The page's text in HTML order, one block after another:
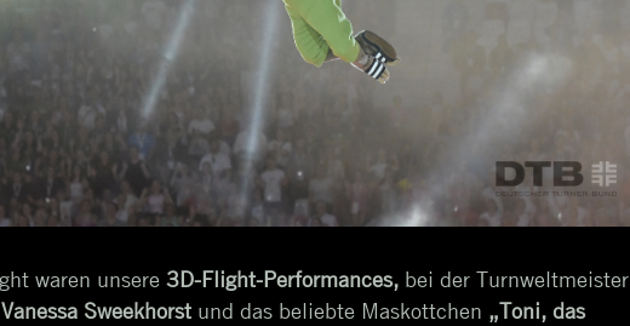
waren unsere 3D-Flight-Performances, bei der Turnweltmeister
Vanessa Sweekhorst und das beliebte Maskottchen „Toni, das